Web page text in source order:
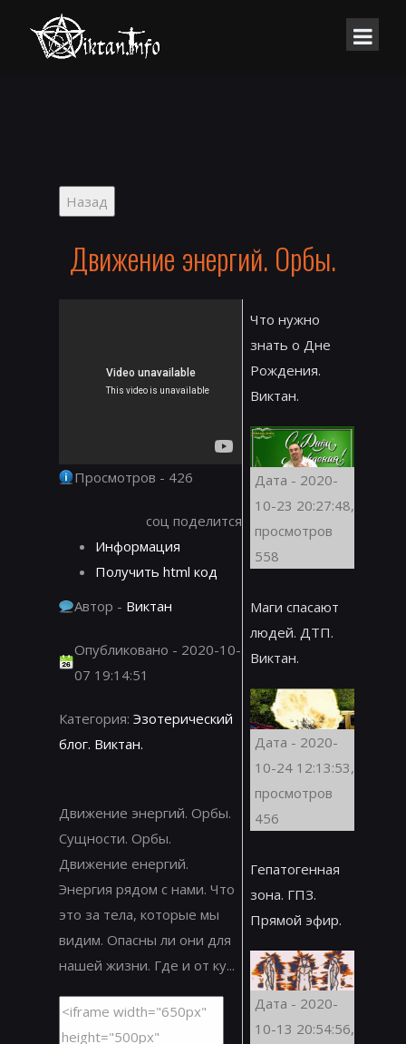
Движение энергий. Орбы.
Просмотров - 426
соц поделится
Информация
Получить html код
Автор - Виктан
Опубликовано - 2020-10-
07 19:14:51
Категория: Эзотерический
блог. Виктан.
Движение энергий. Орбы.
Сущности. Орбы.
Движение енергий.
Энергия рядом с нами. Что
это за тела, которые мы
видим. Опасны ли они для
нашей жизни. Где и от ку...
Что нужно
знать о Дне
Рождения.
Виктан.
Дата - 2020-
10-23 20:27:48,
просмотров
558
Маги спасают
людей. ДТП.
Виктан.
Дата - 2020-
10-24 12:13:53,
просмотров
456
Гепатогенная
зона. ГПЗ.
Прямой эфир.
Дата - 2020-
10-13 20:54:56,